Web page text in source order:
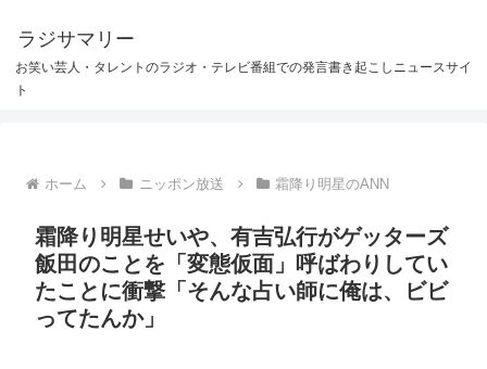
ラジサマリー
お笑い芸人・タレントのラジオ・テレビ番組での発言書き起こしニュースサイ
ト
ホーム ニッポン放送 霜降り明星のANN
霜降り明星せいや、有吉弘行がゲッターズ
飯田のことを「変態仮面」呼ばわりしてい
たことに衝撃「そんな占い師に俺は、ビビ
ってたんか」